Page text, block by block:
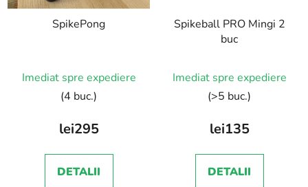
SpikePong
Imediat spre expediere
(4 buc.)
lei295
DETALII
Spikeball PRO Mingi 2
buc
Imediat spre expediere
(>5 buc.)
lei135
DETALII